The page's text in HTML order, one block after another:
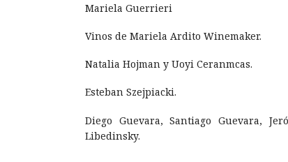
Mariela Guerrieri
Vinos de Mariela Ardito Winemaker.
Natalia Hojman y Uoyi Ceranmcas.
Esteban Szejpiacki.
Diego Guevara, Santiago Guevara,
Libedinsky.